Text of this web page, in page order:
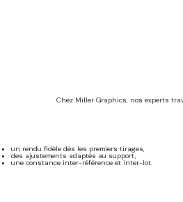
Chez Miller Graphics, nos experts
un rendu fidèle dès les premiers tirages,
des ajustements adaptés au support,
une constance inter-référence et inter-lot.